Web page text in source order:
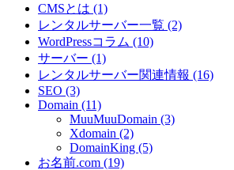
CMSとは (1)
レンタルサーバー一覧 (2)
WordPressコラム (10)
サーバー (1)
レンタルサーバー関連情報 (16)
SEO (3)
Domain (11)
MuuMuuDomain (3)
Xdomain (2)
DomainKing (5)
お名前.com (19)